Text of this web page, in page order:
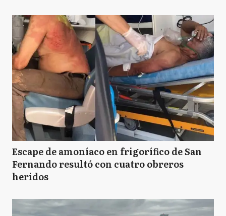
Escape de amoníaco en frigorífico de San
Fernando resultó con cuatro obreros
heridos